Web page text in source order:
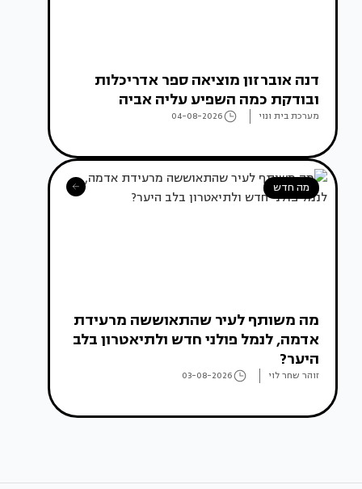
דנה אוברזון מוציאה ספר אדריכלות
ובודקת כמה השפיע עליה אביה
מערכת בית ונוי 04-08-2026
מה חדש
מה משותף לעיר שהתאוששה מרעידת
אדמה, לנמל פולני חדש ולתיאטרון בלב
היער?
זוהר שחר לוי 03-08-2026